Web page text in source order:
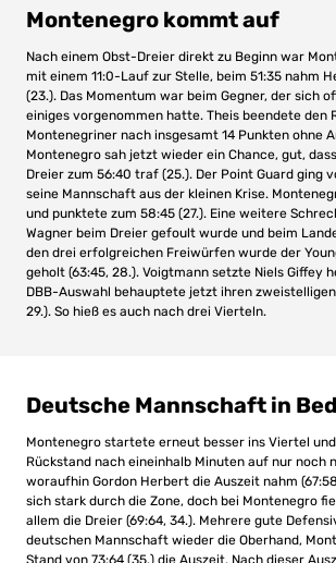
Montenegro kommt auf
Nach einem Obst-Dreier direkt zu Beginn war
mit einem 11:0-Lauf zur Stelle, beim 51:35 nahm
(23.). Das Momentum war beim Gegner, der sich
einiges vorgenommen hatte. Theis beendete den
Montenegriner nach insgesamt 14 Punkten ohne
Montenegro sah jetzt wieder ein Chance, gut,
Dreier zum 56:40 traf (25.). Der Point Guard ging
seine Mannschaft aus der kleinen Krise.
und punktete zum 58:45 (27.). Eine weitere
Wagner beim Dreier gefoult wurde und beim
den drei erfolgreichen Freiwürfen wurde der
geholt (63:45, 28.). Voigtmann setzte Niels Giffey
DBB-Auswahl behauptete jetzt ihren zweistelligen
29.). So hieß es auch nach drei Vierteln.
Deutsche Mannschaft in
Montenegro startete erneut besser ins Viertel
Rückstand nach eineinhalb Minuten auf nur noch
woraufhin Gordon Herbert die Auszeit nahm
sich stark durch die Zone, doch bei Montenegro
allem die Dreier (69:64, 34.). Mehrere gute
deutschen Mannschaft wieder die Oberhand,